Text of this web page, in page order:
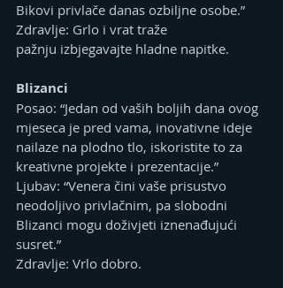
Bikovi privlače danas ozbiljne osobe.”
Zdravlje: Grlo i vrat traže
pažnju izbjegavajte hladne napitke.
Blizanci
Posao: “Jedan od vaših boljih dana ovog
mjeseca je pred vama, inovativne ideje
nailaze na plodno tlo, iskoristite to za
kreativne projekte i prezentacije.”
Ljubav: “Venera čini vaše prisustvo
neodoljivo privlačnim, pa slobodni
Blizanci mogu doživjeti iznenađujući
susret.”
Zdravlje: Vrlo dobro.